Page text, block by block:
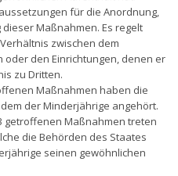
für die Anordnung,
Maßnahmen. Es regelt
zwischen dem
den Einrichtungen, denen er
zu Dritten.
Maßnahmen haben die
der Minderjährige angehört.
getroffenen Maßnahmen treten
die Behörden des Staates
seinen gewöhnlichen